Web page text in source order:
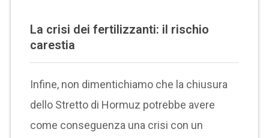
La crisi dei fertilizzanti: il rischio
carestia
Infine, non dimentichiamo che la chiusura
dello Stretto di Hormuz potrebbe avere
come conseguenza una crisi con un